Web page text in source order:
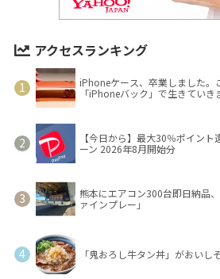
アクセスランキング
iPhoneケース、卒業しました。
「iPhoneバック」で生きていき
【今日から】最大30％ポイン
ーン 2026年8月開始分
熊本にエアコン300台即日納品
ァインプレー」
「鬼おろし牛タン丼」がおい